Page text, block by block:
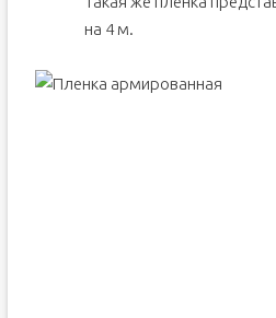
на 4 м.